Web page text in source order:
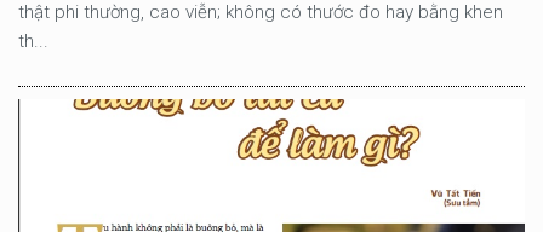
thật phi thường, cao viễn; không có thước đo hay bằng khen
th...